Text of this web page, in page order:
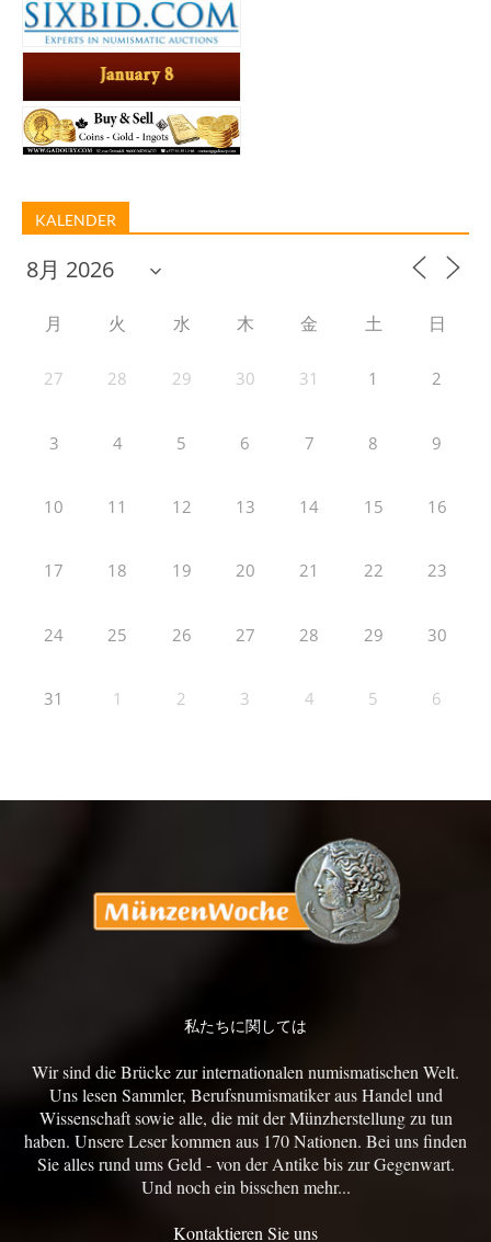
KALENDER
月 火 水 木 金 土 日
27 28 29 30 31 1 2
3 4 5 6 7 8 9
10 11 12 13 14 15 16
17 18 19 20 21 22 23
24 25 26 27 28 29 30
31 1 2 3 4 5 6
私たちに関しては
Wir sind die Brücke zur internationalen numismatischen Welt.
Uns lesen Sammler, Berufsnumismatiker aus Handel und
Wissenschaft sowie alle, die mit der Münzherstellung zu tun
haben. Unsere Leser kommen aus 170 Nationen. Bei uns finden
Sie alles rund ums Geld - von der Antike bis zur Gegenwart.
Und noch ein bisschen mehr...
Kontaktieren Sie uns